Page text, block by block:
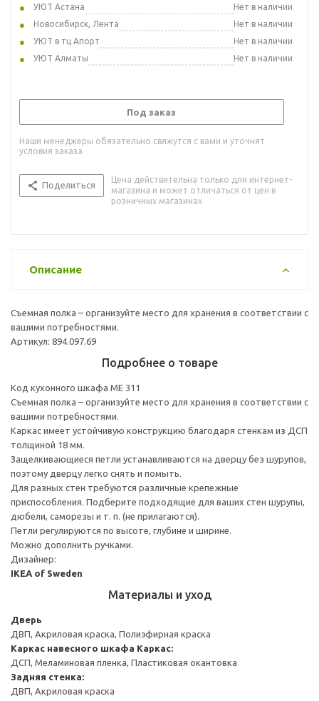
УЮТ Астана
Нет в наличии
Новосибирск, Лента
Нет в наличии
УЮТ в тц Апорт
Нет в наличии
УЮТ Алматы
Нет в наличии
Под заказ
Наши менеджеры обязательно свяжутся с вами и уточнят
условия заказа
Поделиться
Цена действительна только для интернет-
магазина и может отличаться от цен в
розничных магазинах
Описание
Съемная полка – организуйте место для хранения в соответствии с
вашими потребностями.
Артикул: 894.097.69
Подробнее о товаре
Код кухонного шкафа ME 311
Съемная полка – организуйте место для хранения в соответствии с
вашими потребностями.
Каркас имеет устойчивую конструкцию благодаря стенкам из ДСП
толщиной 18 мм.
Защелкивающиеся петли устанавливаются на дверцу без шурупов,
поэтому дверцу легко снять и помыть.
Для разных стен требуются различные крепежные
приспособления. Подберите подходящие для ваших стен шурупы,
дюбели, саморезы и т. п. (не прилагаются).
Петли регулируются по высоте, глубине и ширине.
Можно дополнить ручками.
Дизайнер:
IKEA of Sweden
Материалы и уход
Дверь
ДВП, Акриловая краска, Полиэфирная краска
Каркас навесного шкафа Каркас:
ДСП, Меламиновая пленка, Пластиковая окантовка
Задняя стенка:
ДВП, Акриловая краска